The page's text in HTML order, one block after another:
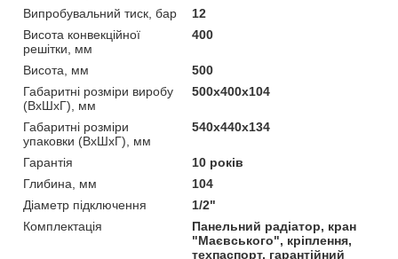
Випробувальний тиск, бар
12
Висота конвекційної
решітки, мм
400
Висота, мм
500
Габаритні розміри виробу
(ВхШхГ), мм
500х400х104
Габаритні розміри
упаковки (ВхШхГ), мм
540х440х134
Гарантія
10 років
Глибина, мм
104
Діаметр підключення
1/2"
Комплектація
Панельний радіатор, кран
"Маєвського", кріплення,
техпаспорт, гарантійний